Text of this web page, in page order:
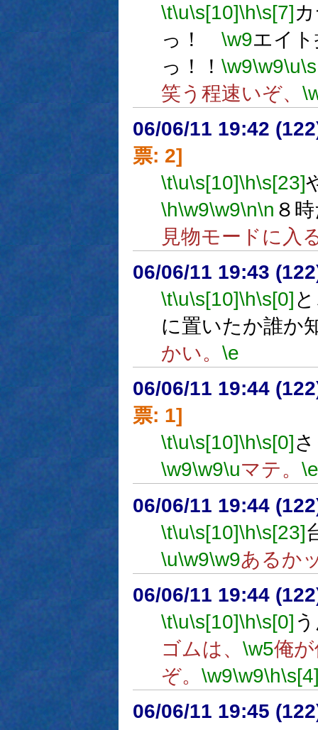
\t\u\s[10]\h\s[7]
っ！ \w9エイ
っ！！ \w9\w9\u
笑う程速いぞ、
06/06/11 19:42
票: 2]
\t\u\s[10]\h\s[23]
\h\w9\w9\n\n ８
見物モードに入
06/06/11 19:43
\t\u\s[10]\h\s[0]
に置いたか誰か
かい。 \e
06/06/11 19:44
票: 1]
\t\u\s[10]\h\s[0]
\w9\w9\uマテ。 \e
06/06/11 19:44
\t\u\s[10]\h\s[23]
\u\w9\w9あるか
06/06/11 19:44
\t\u\s[10]\h\s[0]
ゴムは、 \w5俺
ぞ。 \w9\w9\h
06/06/11 19:45